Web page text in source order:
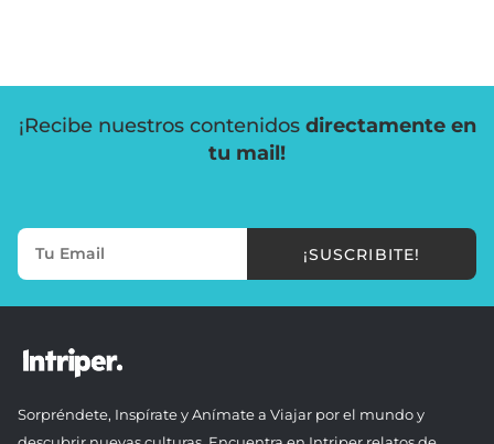
¡Recibe nuestros contenidos directamente en
tu mail!
¡SUSCRIBITE!
Sorpréndete, Inspírate y Anímate a Viajar por el mundo y